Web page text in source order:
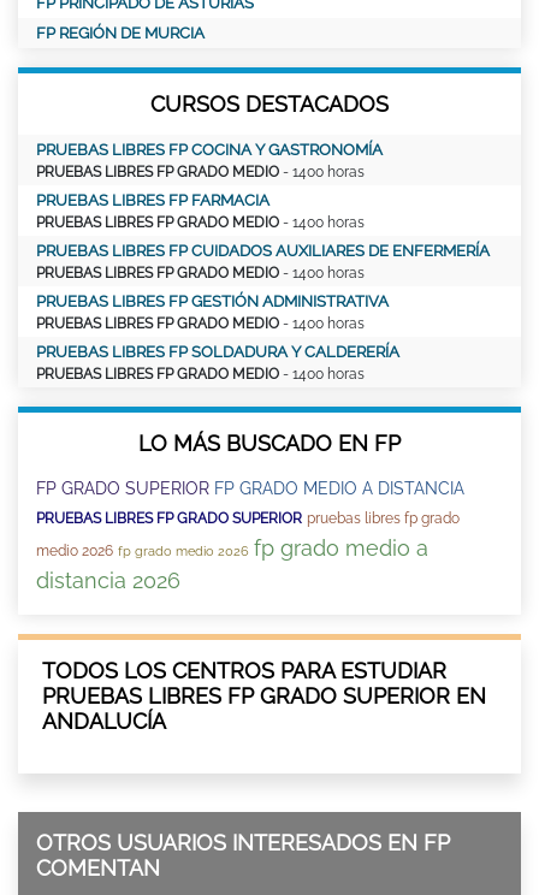
FP REGIÓN DE MURCIA
CURSOS DESTACADOS
PRUEBAS LIBRES FP COCINA Y GASTRONOMÍA
PRUEBAS LIBRES FP GRADO MEDIO - 1400 horas
PRUEBAS LIBRES FP FARMACIA
PRUEBAS LIBRES FP GRADO MEDIO - 1400 horas
PRUEBAS LIBRES FP CUIDADOS AUXILIARES DE ENFERMERÍA
PRUEBAS LIBRES FP GRADO MEDIO - 1400 horas
PRUEBAS LIBRES FP GESTIÓN ADMINISTRATIVA
PRUEBAS LIBRES FP GRADO MEDIO - 1400 horas
PRUEBAS LIBRES FP SOLDADURA Y CALDERERÍA
PRUEBAS LIBRES FP GRADO MEDIO - 1400 horas
LO MÁS BUSCADO EN FP
FP GRADO SUPERIOR FP GRADO MEDIO A DISTANCIA
PRUEBAS LIBRES FP GRADO SUPERIOR pruebas libres fp grado
medio 2026 fp grado medio 2026 fp grado medio a
distancia 2026
TODOS LOS CENTROS PARA ESTUDIAR
PRUEBAS LIBRES FP GRADO SUPERIOR EN
ANDALUCÍA
OTROS USUARIOS INTERESADOS EN FP
COMENTAN